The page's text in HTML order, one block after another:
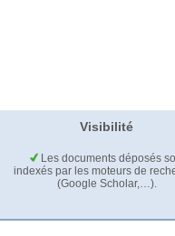
Visibilité
Les documents déposés
indexés par les moteurs de
(Google Scholar,…).